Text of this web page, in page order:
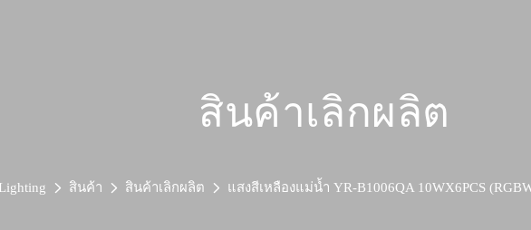
สินค้าเลิกผลิต
สินค้า สินค้าเลิกผลิต แสงสีเหลืองแม่น้ำ YR-B1006QA 10WX6PCS